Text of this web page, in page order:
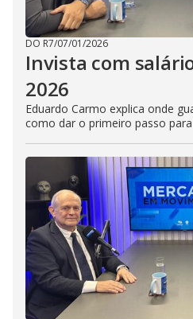
DO R7/07/01/2026
Invista com
2026
Eduardo Carmo explica onde
como dar o primeiro passo